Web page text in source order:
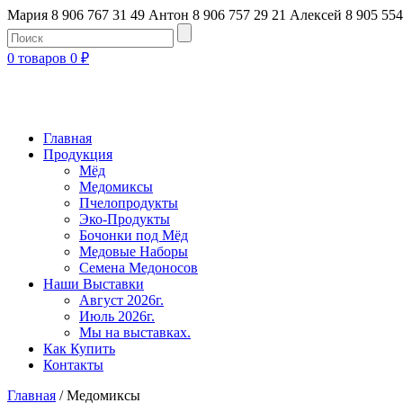
Мария 8 906 767 31 49 Антон 8 906 757 29 21 Алексей 8 905
0 товаров 0 ₽
Главная
Продукция
Мёд
Медомиксы
Пчелопродукты
Эко-Продукты
Бочонки под Мёд
Медовые Наборы
Семена Медоносов
Наши Выставки
Август 2026г.
Июль 2026г.
Мы на выставках.
Как Купить
Контакты
Главная / Медомиксы